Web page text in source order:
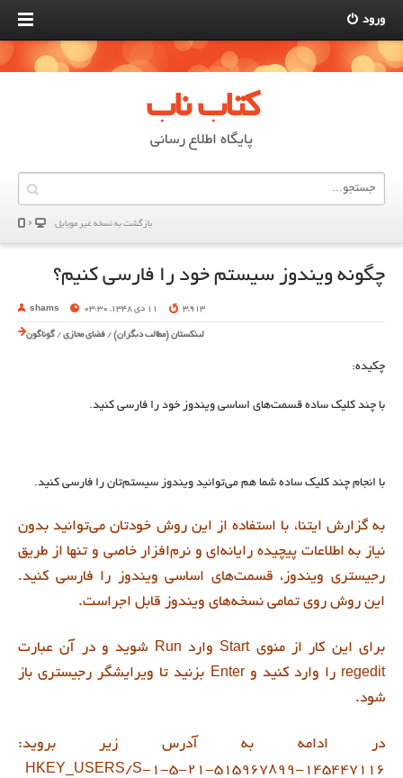
ورود
کتاب ناب
پایگاه اطلاع رسانی
بازگشت به نسخه غير موبایل
چگونه ويندوز سيستم خود را فارسي کنيم؟
shams 11 دی 1348, 03:30 3,913
لینکستان (مطالب دیگران) / فضای مجازی / گوناگون
چکیده:
با چند کلیک ساده قسمت‌های اساسی ویندوز خود را فارسی کنید.
با انجام چند کليک ساده شما هم مي‌توانيد ويندوز سيستم‌تان را فارسي کنيد.
به گزارش ایتنا، با استفاده از اين روش خودتان مي‌توانيد بدون
نياز به اطلاعات پيچيده رايانه‌اي و نرم‌افزار خاصي و تنها از طريق
رجيستري ويندوز، قسمت‌هاي اساسي ويندوز را فارسي کنيد.
اين روش روي تمامي نسخه‌هاي ويندوز قابل اجراست.
براي اين کار از منوي Start وارد Run شويد و در آن عبارت
regedit را وارد کنيد و Enter بزنيد تا ويرايشگر رجيستري باز
شود.
در ادامه به آدرس زير برويد:
HKEY_USERS/S-۱-۵-۲۱-۵۱۵۹۶۷۸۹۹-۱۴۵۴۴۷۱۱۶